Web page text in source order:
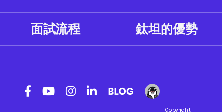
面試流程 鈦坦的優勢
Copyright